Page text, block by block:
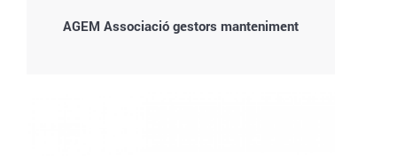
AGEM Associació gestors manteniment